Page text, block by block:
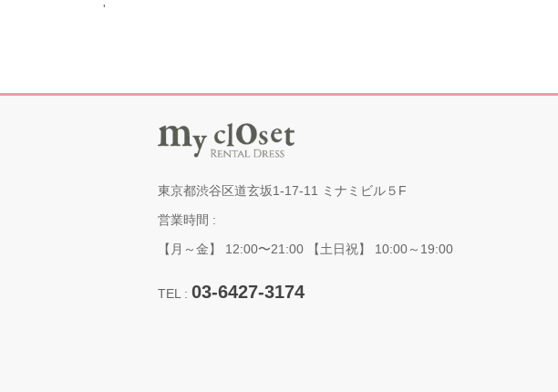
'
東京都渋谷区道玄坂1-17-11 ミナミビル５F
営業時間 :
【月～金】 12:00〜21:00 【土日祝】 10:00～19:00
TEL : 03-6427-3174